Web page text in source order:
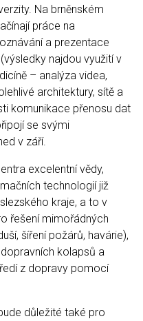
Na brněnském
práce na
a prezentace
najdou využití v
– analýza videa,
architektury, sítě a
komunikace přenosu dat
se svými
v září.
excelentní vědy,
technologií již
kraje, a to v
řešení mimořádných
šíření požárů, havárie),
kolapsů a
z dopravy pomocí
důležité také pro